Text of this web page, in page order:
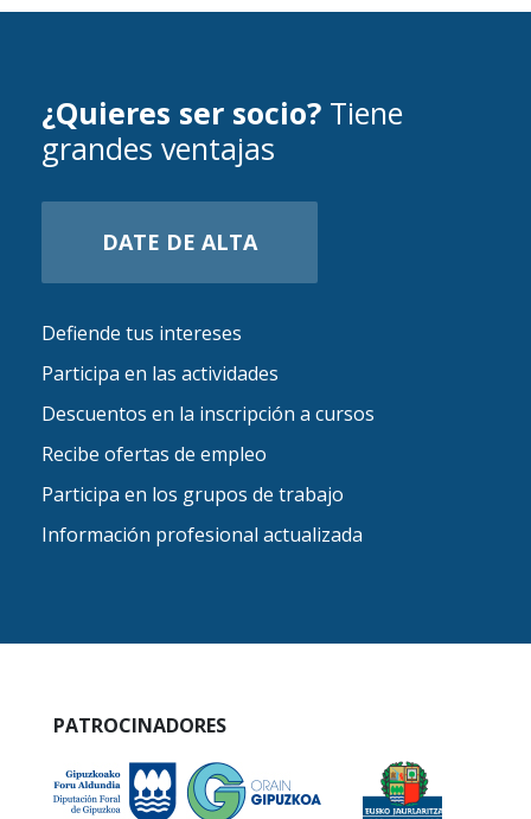
¿Quieres ser socio? Tiene
grandes ventajas
DATE DE ALTA
Defiende tus intereses
Participa en las actividades
Descuentos en la inscripción a cursos
Recibe ofertas de empleo
Participa en los grupos de trabajo
Información profesional actualizada
PATROCINADORES